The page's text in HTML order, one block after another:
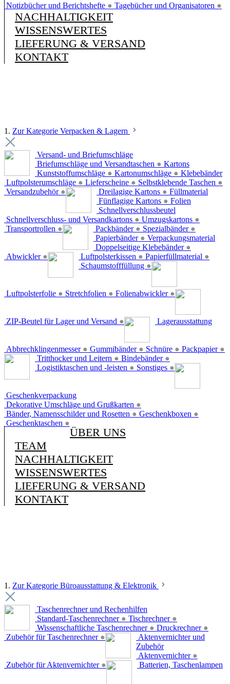
Notizbücher und Berichtshefte ● Tagebücher und Organisatoren ●
NACHHALTIGKEIT
WISSENSWERTES
LIEFERUNG & VERSAND
KONTAKT
1. Zur Kategorie Verpacken & Lagern
Versand- und Briefumschläge
Briefumschläge und Versandtaschen ●
Kunststoffumschläge ● Kartonumschläge ●
Luftpolsterumschläge ● Lieferscheine ● Selbstklebende Taschen ●
Versandzubehör ●
Kartons
Dreilagige Kartons ●
Fünflagige Kartons ●
Schnellverschluss- und Versandkartons ● Umzugskartons ●
Transportrollen ●
Klebebänder
Packbänder ● Spezialbänder ●
Papierbänder ●
Doppelseitige Klebebänder ●
Abwickler ●
Füllmaterial
Luftpolsterkissen ● Papierfüllmaterial ●
Schaumstofffüllung ●
Folien
Luftpolsterfolie ● Stretchfolien ● Folienabwickler ●
Schnellverschlussbeutel
ZIP-Beutel für Lager und Versand ●
Verpackungsmaterial
Abbrechklingenmesser ● Gummibänder ● Schnüre ● Packpapier ●
Lagerausstattung
Tritthocker und Leitern ● Bindebänder ●
Logistiktaschen und -leisten ● Sonstiges ●
Geschenkverpackung
Dekorative Umschläge und Grußkarten ●
Bänder, Namensschilder und Rosetten ● Geschenkboxen ●
Geschenktaschen ●
ÜBER UNS
TEAM
NACHHALTIGKEIT
WISSENSWERTES
LIEFERUNG & VERSAND
KONTAKT
1. Zur Kategorie Büroausstattung & Elektronik
Taschenrechner und Rechenhilfen
Standard-Taschenrechner ● Tischrechner ●
Wissenschaftliche Taschenrechner ● Druckrechner ●
Zubehör für Taschenrechner ●
Aktenvernichter und
Zubehör
Aktenvernichter ●
Zubehör für Aktenvernichter ● Batterien, Taschenlampen